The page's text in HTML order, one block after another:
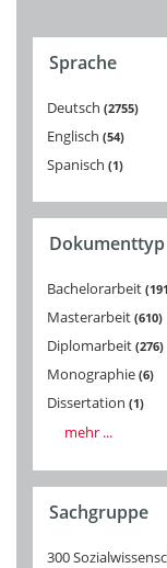
Sprache
Deutsch 2755
Englisch 54
Spanisch 1
Dokumenttyp
Bachelorarbeit
Masterarbeit 610
Diplomarbeit 276
Monographie 6
Dissertation 1
mehr ...
Sachgruppe
300